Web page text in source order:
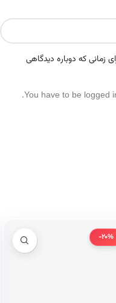
زمانی که دوباره دیدگاهی
You have to be logged
-20%